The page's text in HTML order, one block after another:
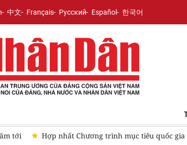
中文 Français Русский Español 한국어
tới Hợp nhất Chương trình mục tiêu quốc